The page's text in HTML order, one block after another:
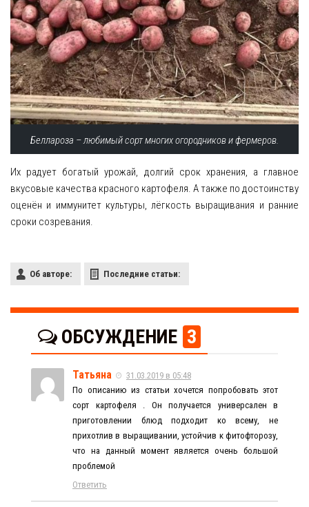
Беллароза – любимый сорт многих огородников и фермеров.
Их радует богатый урожай, долгий срок хранения, а главное
вкусовые качества красного картофеля. А также по достоинству
оценён и иммунитет культуры, лёгкость выращивания и ранние
сроки созревания.
Об авторе: Последние статьи:
ОБСУЖДЕНИЕ 3
Татьяна
31.03.2019 в 05:48
По описанию из статьи хочется попробовать этот
сорт картофеля . Он получается универсален в
приготовлении блюд подходит ко всему, не
прихотлив в выращивании, устойчив к фитофторозу,
что на данный момент является очень большой
проблемой
Ответить